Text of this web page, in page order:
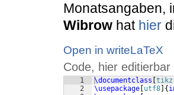
Monatsangaben,
Wibrow hat hier
Open in writeLaTeX
Code, hier
1
2
\documentclass
\usepackage utf8 {